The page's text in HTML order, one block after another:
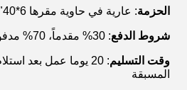
الحزمة: عارية في حاوية مقرها 6*40"
شروط الدفع: 30% مقدماً، 70% مدفوعة قبل تاريخ الشحن
وقت التسليم
المسبقة